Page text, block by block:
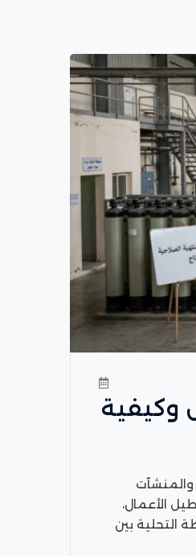
وكيفية
والمنشآت
الأعمال،
التحلية بين